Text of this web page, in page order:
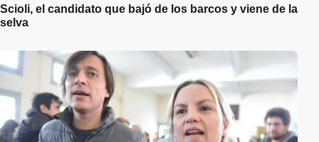
Scioli, el candidato que bajó de los barcos y viene de la
selva